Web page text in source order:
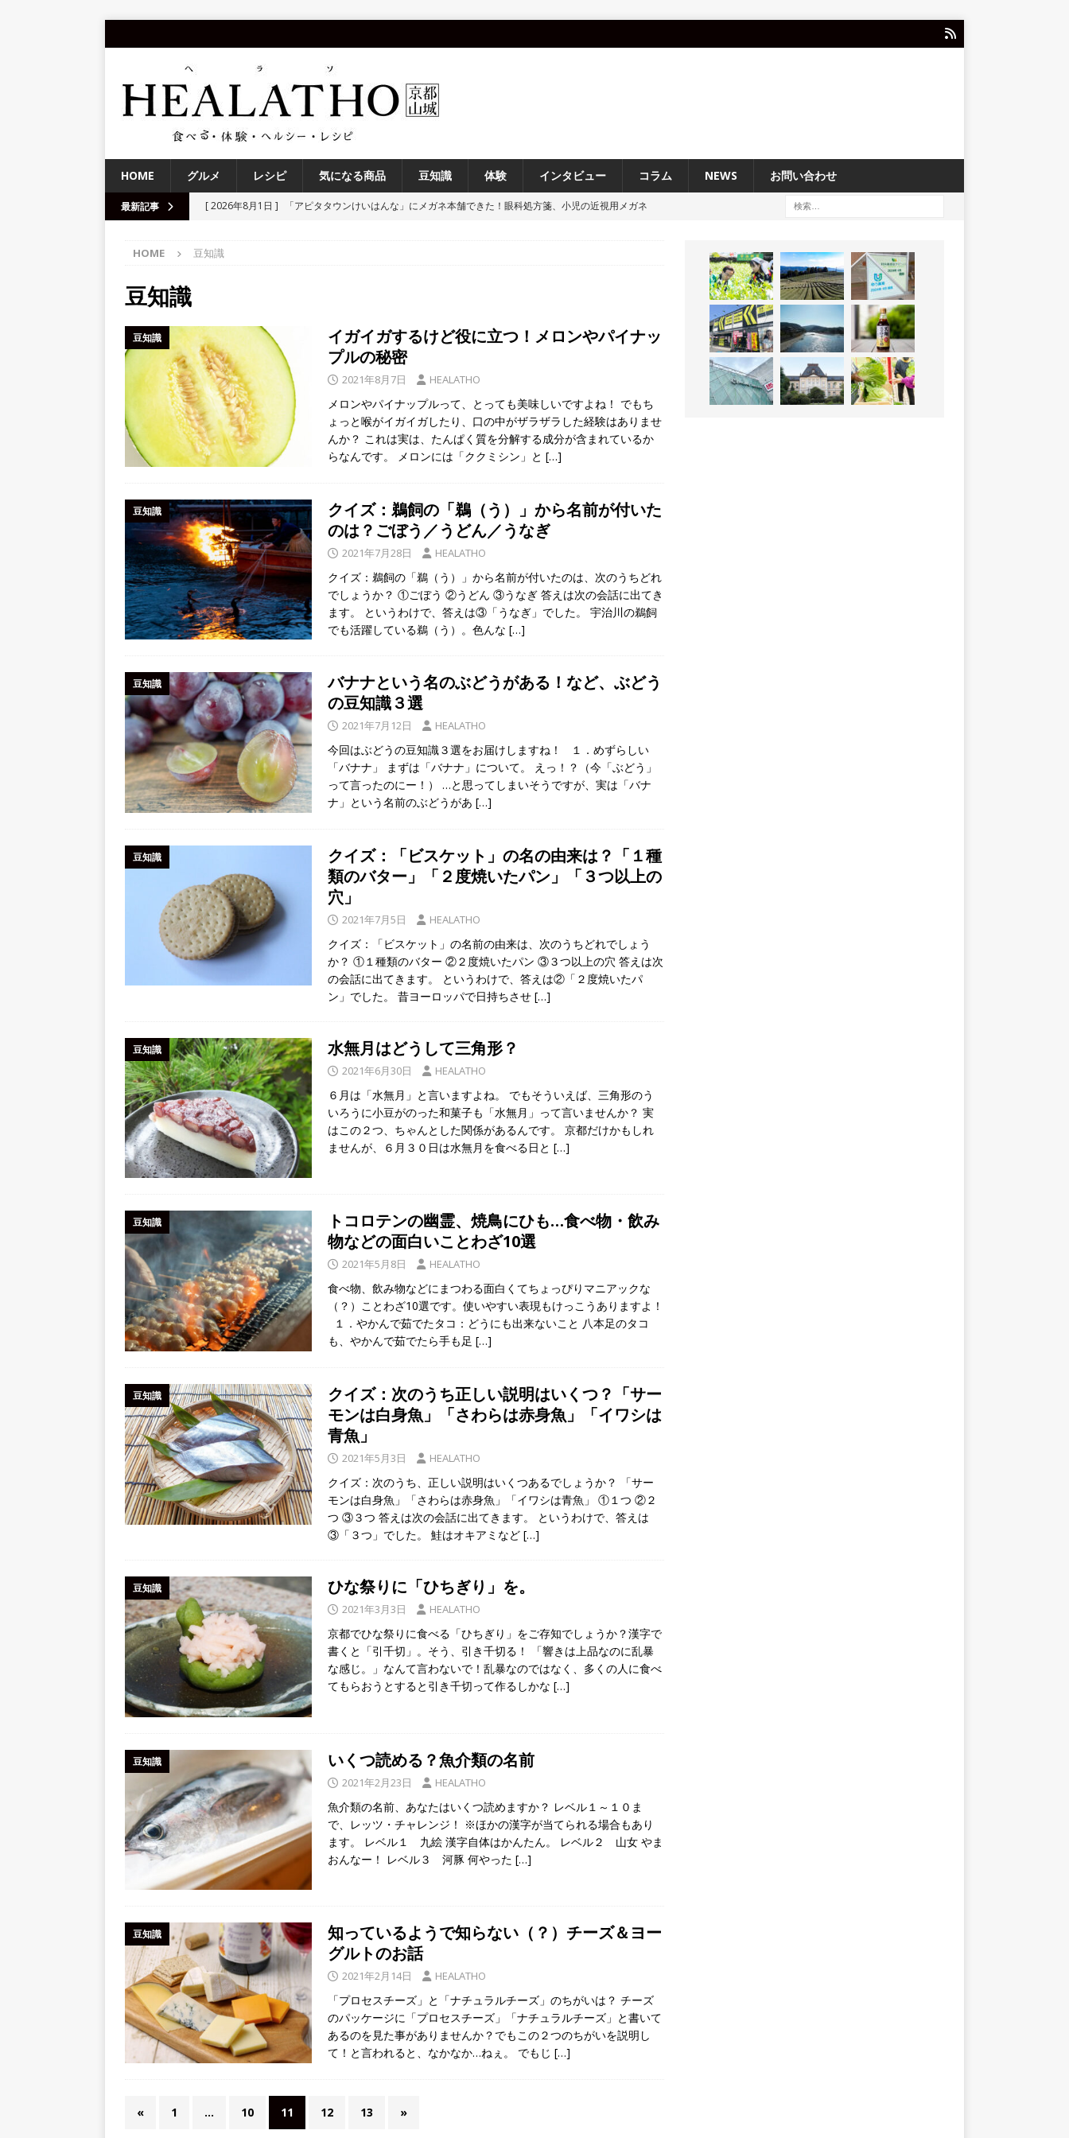
HOME グルメ レシピ 気になる商品 豆知識 体験 インタビュー コラム NEWS お問い合わせ
最新記事 [ 2026年8月1日 ]
「アピタタウンけいはんな」にメガネ本舗できた！眼科処方箋、小児の近視用メガネ
[ 2026年7月17日 ]
る！
NEWS
[ 2026年7月11日 ] ７月１１日が「夏だいこんの日」に制定されました！ジアスターゼが豊富な旬の野菜
NEWS
[ 2026年8月5日 ]
８月１５日、京田辺ふれあいハイキングが開催予定！一休寺・観音三十三身図鑑賞 ～
先祖を偲び新たな自分へ～
NEWS
HOME 豆知識
豆知識
豆知識
イガイガするけど役に立つ！メロンやパイナッ
プルの秘密
2021年8月7日 HEALATHO
メロンやパイナップルって、とっても美味しいですよね！ でもち
ょっと喉がイガイガしたり、口の中がザラザラした経験はありませ
んか？ これは実は、たんぱく質を分解する成分が含まれているか
らなんです。 メロンには「ククミシン」と […]
豆知識
クイズ：鵜飼の「鵜（う）」から名前が付いた
のは？ごぼう／うどん／うなぎ
2021年7月28日 HEALATHO
クイズ：鵜飼の「鵜（う）」から名前が付いたのは、次のうちどれ
でしょうか？ ①ごぼう ②うどん ③うなぎ 答えは次の会話に出てき
ます。 というわけで、答えは③「うなぎ」でした。 宇治川の鵜飼
でも活躍している鵜（う）。色んな […]
豆知識
バナナという名のぶどうがある！など、ぶどう
の豆知識３選
2021年7月12日 HEALATHO
今回はぶどうの豆知識３選をお届けしますね！ １．めずらしい
「バナナ」 まずは「バナナ」について。 えっ！？（今「ぶどう」
って言ったのにー！） …と思ってしまいそうですが、実は「バナ
ナ」という名前のぶどうがあ […]
豆知識
クイズ：「ビスケット」の名の由来は？「１種
類のバター」「２度焼いたパン」「３つ以上の
穴」
2021年7月5日 HEALATHO
クイズ：「ビスケット」の名前の由来は、次のうちどれでしょう
か？ ①１種類のバター ②２度焼いたパン ③３つ以上の穴 答えは次
の会話に出てきます。 というわけで、答えは②「２度焼いたパ
ン」でした。 昔ヨーロッパで日持ちさせ […]
豆知識 水無月はどうして三角形？
2021年6月30日 HEALATHO
６月は「水無月」と言いますよね。 でもそういえば、三角形のう
いろうに小豆がのった和菓子も「水無月」って言いませんか？ 実
はこの２つ、ちゃんとした関係があるんです。 京都だけかもしれ
ませんが、６月３０日は水無月を食べる日と […]
豆知識
トコロテンの幽霊、焼鳥にひも…食べ物・飲み
物などの面白いことわざ10選
2021年5月8日 HEALATHO
食べ物、飲み物などにまつわる面白くてちょっぴりマニアックな
（？）ことわざ10選です。使いやすい表現もけっこうありますよ！
１．やかんで茹でたタコ：どうにも出来ないこと 八本足のタコ
も、やかんで茹でたら手も足 […]
豆知識
クイズ：次のうち正しい説明はいくつ？「サー
モンは白身魚」「さわらは赤身魚」「イワシは
青魚」
2021年5月3日 HEALATHO
クイズ：次のうち、正しい説明はいくつあるでしょうか？ 「サー
モンは白身魚」「さわらは赤身魚」「イワシは青魚」 ①１つ ②２
つ ③３つ 答えは次の会話に出てきます。 というわけで、答えは
③「３つ」でした。 鮭はオキアミなど […]
豆知識 ひな祭りに「ひちぎり」を。
2021年3月3日 HEALATHO
京都でひな祭りに食べる「ひちぎり」をご存知でしょうか？漢字で
書くと「引千切」。そう、引き千切る！ 「響きは上品なのに乱暴
な感じ。」なんて言わないで！乱暴なのではなく、多くの人に食べ
てもらおうとすると引き千切って作るしかな […]
豆知識 いくつ読める？魚介類の名前
2021年2月23日 HEALATHO
魚介類の名前、あなたはいくつ読めますか？ レベル１～１０ま
で、レッツ・チャレンジ！ ※ほかの漢字が当てられる場合もあり
ます。 レベル１ 九絵 漢字自体はかんたん。 レベル２ 山女 やま
おんなー！ レベル３ 河豚 何やった […]
豆知識
知っているようで知らない（？）チーズ＆ヨー
グルトのお話
2021年2月14日 HEALATHO
「プロセスチーズ」と「ナチュラルチーズ」のちがいは？ チーズ
のパッケージに「プロセスチーズ」「ナチュラルチーズ」と書いて
あるのを見た事がありませんか？でもこの２つのちがいを説明し
て！と言われると、なかなか…ねぇ。 でもじ […]
« 1 … 10 11 12 13 »